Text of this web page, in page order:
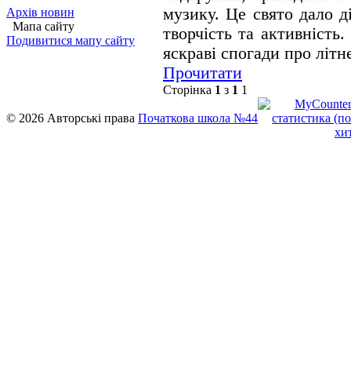
Архів новин
Мапа сайту
Подивитися мапу сайту
музику. Це свято дало
творчість та
яскраві спогади про
Прочитати
Сторінка 1 з 1 1
© 2026 Авторські права Початкова школа №44